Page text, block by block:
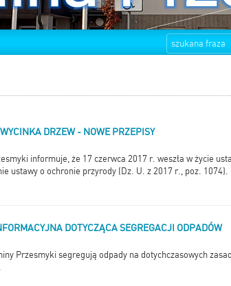
DRZEW - NOWE PRZEPISY
informuje, że 17 czerwca 2017 r. weszła w życie
ustawy o ochronie przyrody (Dz. U. z 2017 r., poz. 1074).
DOTYCZĄCA SEGREGACJI ODPADÓW
Przesmyki segregują odpady na dotychczasowych